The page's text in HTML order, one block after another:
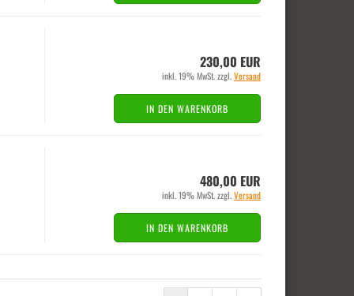
230,00 EUR
inkl. 19% MwSt. zzgl.Versand
IN DEN WARENKORB
480,00 EUR
inkl. 19% MwSt. zzgl.Versand
IN DEN WARENKORB